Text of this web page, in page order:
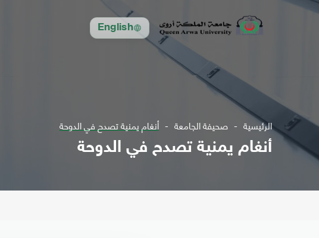
English
الرئيسية صحيفة الجامعة أنغام يمنية تصدح في الدوحة
أنغام يمنية تصدح في الدوحة